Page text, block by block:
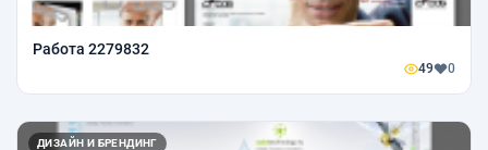
Работа 2279832
49 0
ДИЗАЙН И БРЕНДИНГ